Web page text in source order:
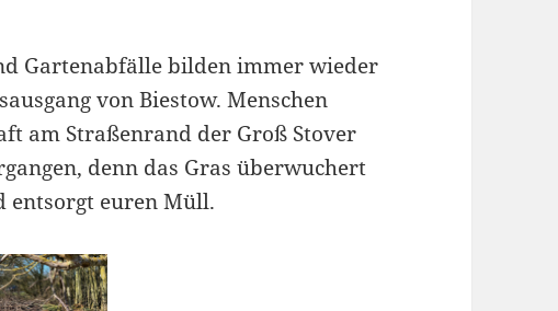
Gartenabfälle bilden immer wieder
von Biestow. Menschen
am Straßenrand der Groß Stover
denn das Gras überwuchert
entsorgt euren Müll.